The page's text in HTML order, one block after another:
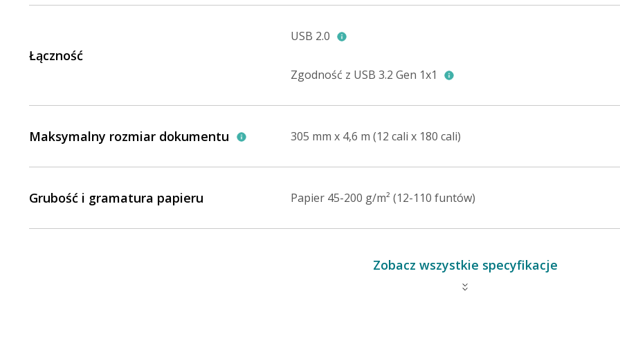
Łączność
USB 2.0
Zgodność z USB 3.2 Gen 1x1
Maksymalny rozmiar dokumentu 305 mm x 4,6 m (12 cali x 180 cali)
Grubość i gramatura papieru Papier 45-200 g/m² (12-110 funtów)
Zobacz wszystkie specyfikacje